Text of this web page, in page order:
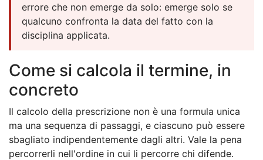
errore che non emerge da solo: emerge solo se
qualcuno confronta la data del fatto con la
disciplina applicata.
Come si calcola il termine, in
concreto
Il calcolo della prescrizione non è una formula unica
ma una sequenza di passaggi, e ciascuno può essere
sbagliato indipendentemente dagli altri. Vale la pena
percorrerli nell'ordine in cui li percorre chi difende.